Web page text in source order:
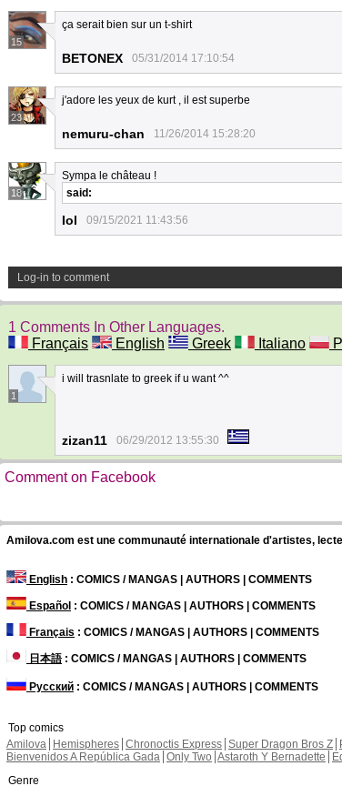
15
ça serait bien sur un t-shirt
BETONEX 05/31/2014 17:10:54
23
j'adore les yeux de kurt , il est superbe
nemuru-chan 11/26/2014 15:28:20
18
Sympa le château !
said:
Iol 09/15/2021 11:43:56
Log-in to comment
1 Comments In Other Languages.
Français
English Greek Italiano
1
i will trasnlate to greek if u want ^^
zizan11 06/29/2012 13:55:30
Comment on Facebook
Amilova.com est une communauté internationale d'artistes,
English : COMICS / MANGAS | AUTHORS | COMMENTS
Español : COMICS / MANGAS | AUTHORS | COMMENTS
Français : COMICS / MANGAS | AUTHORS | COMMENTS
日本語: COMICS / MANGAS | AUTHORS | COMMENTS
Русский : COMICS / MANGAS | AUTHORS | COMMENTS
Top comics
Amilova
Hemispheres Chronoctis Express Super Dragon Bros Z
Bienvenidos A República Gada Only Two Astaroth Y Bernadette
Genre